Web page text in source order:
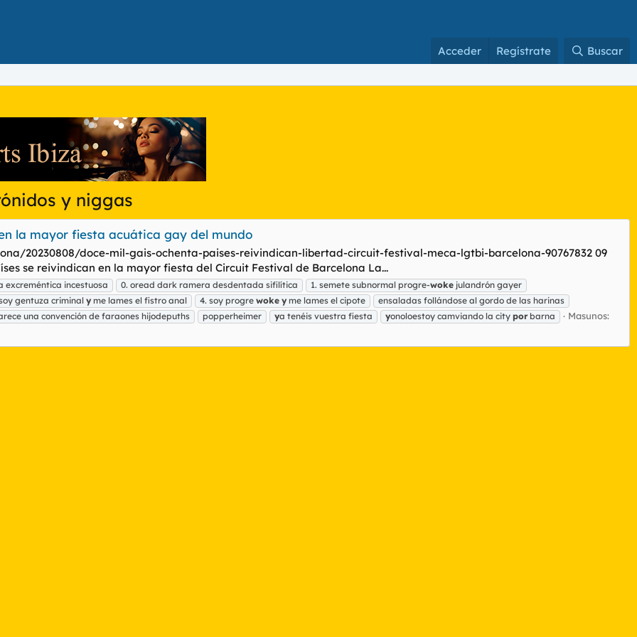
Acceder Regístrate Buscar
y niggas
la mayor fiesta acuática gay del mundo
20230808/doce-mil-gais-ochenta-paises-reivindican-libertad-circuit-festival-meca-lgtbi-barcelona-90767832 09
se reivindican en la mayor fiesta del Circuit Festival de Barcelona La...
excreméntica incestuosa 0. oread dark ramera desdentada sifilítica 1. semete subnormal progre-woke julandrón gayer
gentuza criminal y me lames el fistro anal 4. soy progre woke y me lames el cipote
ensaladas follándose al gordo de las harinas
una convención de faraones hijodepuths popperheimer ya tenéis vuestra fiesta yonoloestoy camviando la city por barna
Masunos: